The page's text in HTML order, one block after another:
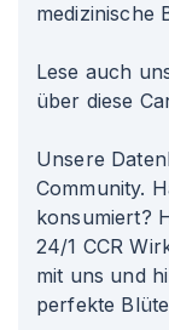
medizinische
Lese auch
über diese
Unsere
Community.
konsumiert?
24/1 CCR
mit uns und
perfekte